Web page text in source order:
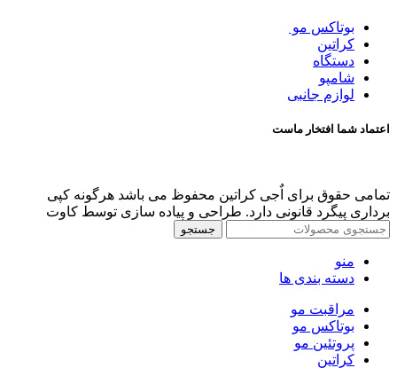
بوتاکس مو
کراتین
دستگاه
شامپو
لوازم جانبی
اعتماد شما افتخار ماست
تمامی حقوق برای اٌجی کراتین محفوظ می باشد هرگونه کپی
برداری پیگرد قانونی دارد. طراحی و پیاده سازی توسط کاوت
جستجو
منو
دسته بندی ها
مراقبت مو
بوتاکس مو
پروتئین مو
کراتین